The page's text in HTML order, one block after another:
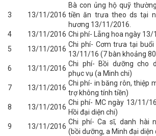
3 13/11/2016
Bà con ủng hộ quỹ
tiền ăn trưa theo ds tại
hương 13/11/2016.
4 13/11/2016 Chi phí- Lẵng hoa ngày 13/
5
13/11/2016
Chi phí- Cơm trưa tại
13/11/16 (7 bàn khoảng
6 13/11/2016
Chi phí- Bồi dưỡng cho
phục vụ (a Minh chi)
7 13/11/2016
Chi phí- in băng rôn, thiệp
trợ không tính tiền)
8 13/11/2016
Chi phí- MC ngày 13/11/
Hồi đại diện chi)
9
13/11/2016
Chi phí- Ca sĩ, danh hài
(bồi dưỡng, a Minh đại diện